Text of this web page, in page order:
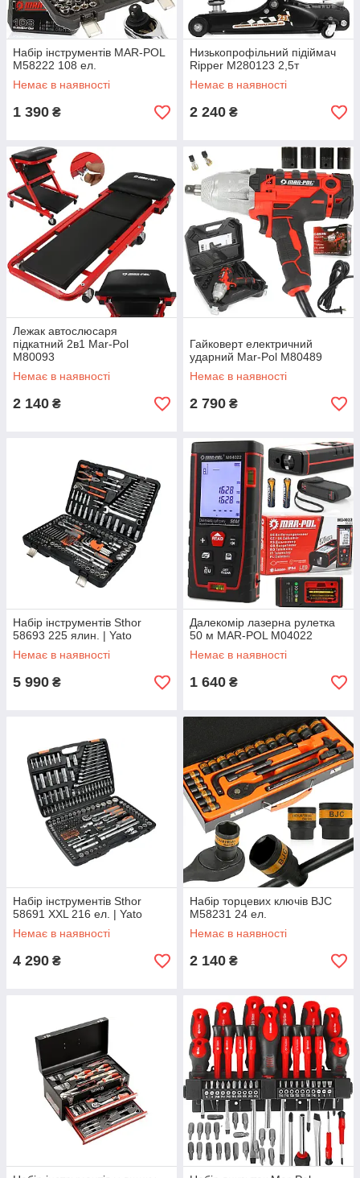
Набір інструментів MAR-POL
M58222 108 ел.
Немає в наявності
1 390 ₴
Низькопрофільний підіймач
Ripper M280123 2,5т
Немає в наявності
2 240 ₴
Лежак автослюсаря
підкатний 2в1 Mar-Pol
M80093
Немає в наявності
2 140 ₴
Гайковерт електричний
ударний Mar-Pol M80489
Немає в наявності
2 790 ₴
Набір інструментів Sthor
58693 225 ялин. | Yato
Немає в наявності
5 990 ₴
Далекомір лазерна рулетка
50 м MAR-POL M04022
Немає в наявності
1 640 ₴
Набір інструментів Sthor
58691 XXL 216 ел. | Yato
Немає в наявності
4 290 ₴
Набір торцевих ключів BJC
M58231 24 ел.
Немає в наявності
2 140 ₴